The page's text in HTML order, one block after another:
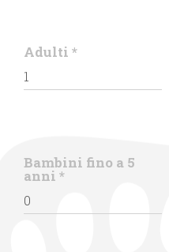
Adulti *
Bambini fino a 5
anni *